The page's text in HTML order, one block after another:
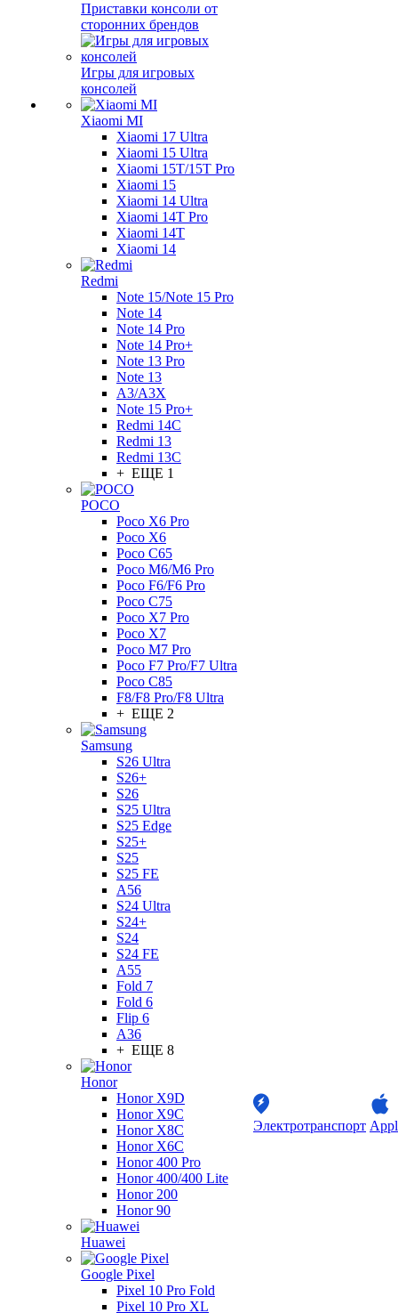
Приставки консоли от
сторонних брендов
Игры для игровых
консолей
Xiaomi MI
Xiaomi 17 Ultra
Xiaomi 15 Ultra
Xiaomi 15T/15T Pro
Xiaomi 15
Xiaomi 14 Ultra
Xiaomi 14T Pro
Xiaomi 14T
Xiaomi 14
Redmi
Note 15/Note 15 Pro
Note 14
Note 14 Pro
Note 14 Pro+
Note 13 Pro
Note 13
A3/A3X
Note 15 Pro+
Redmi 14C
Redmi 13
Redmi 13C
+ ЕЩЕ 1
POCO
Poco X6 Pro
Poco X6
Poco C65
Poco M6/M6 Pro
Poco F6/F6 Pro
Poco C75
Poco X7 Pro
Poco X7
Poco M7 Pro
Poco F7 Pro/F7 Ultra
Poco C85
F8/F8 Pro/F8 Ultra
+ ЕЩЕ 2
Samsung
S26 Ultra
S26+
S26
S25 Ultra
S25 Edge
S25+
S25
S25 FE
A56
S24 Ultra
S24+
S24
S24 FE
A55
Fold 7
Fold 6
Flip 6
A36
+ ЕЩЕ 8
Honor
Honor X9D
Honor X9C
Honor X8C
Honor X6C
Honor 400 Pro
Honor 400/400 Lite
Honor 200
Honor 90
Huawei
Google Pixel
Pixel 10 Pro Fold
Pixel 10 Pro XL
Электротранспорт